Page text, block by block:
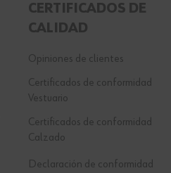
CERTIFICADOS DE
CALIDAD
Opiniones de clientes
Certificados de conformidad
Vestuario
Certificados de conformidad
Calzado
Declaración de conformidad